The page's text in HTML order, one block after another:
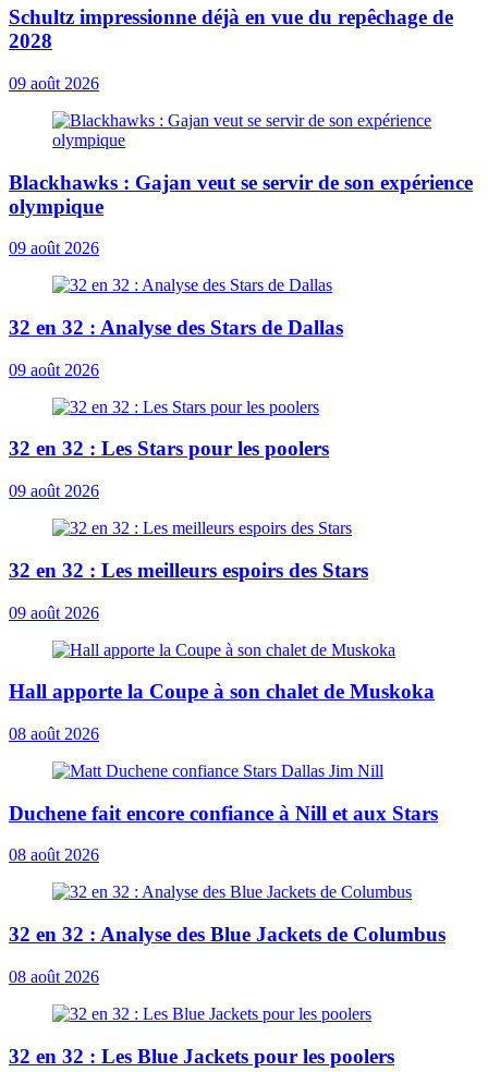
Schultz impressionne déjà en vue du repêchage de
2028
09 août 2026
Blackhawks : Gajan veut se servir de son expérience
olympique
09 août 2026
32 en 32 : Analyse des Stars de Dallas
09 août 2026
32 en 32 : Les Stars pour les poolers
09 août 2026
32 en 32 : Les meilleurs espoirs des Stars
09 août 2026
Hall apporte la Coupe à son chalet de Muskoka
08 août 2026
Duchene fait encore confiance à Nill et aux Stars
08 août 2026
32 en 32 : Analyse des Blue Jackets de Columbus
08 août 2026
32 en 32 : Les Blue Jackets pour les poolers